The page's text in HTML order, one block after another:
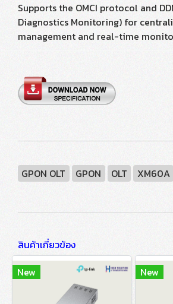
Supports the OMCI protocol and
Diagnostics Monitoring) for
management and real-time
GPON OLT GPON OLT XM60A
สินค้าเกี่ยวข้อง
New
New